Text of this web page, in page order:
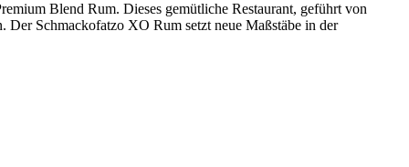
Blend Rum. Dieses gemütliche Restaurant, geführt von
Schmackofatzo XO Rum setzt neue Maßstäbe in der